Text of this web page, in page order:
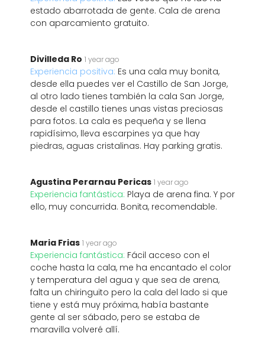
estado abarrotada de gente. Cala de arena
con aparcamiento gratuito.
Divilleda Ro 1 year ago
Experiencia positiva: Es una cala muy bonita,
desde ella puedes ver el Castillo de San Jorge,
al otro lado tienes también la cala San Jorge,
desde el castillo tienes unas vistas preciosas
para fotos. La cala es pequeña y se llena
rapidísimo, lleva escarpines ya que hay
piedras, aguas cristalinas. Hay parking gratis.
Agustina Perarnau Pericas 1 year ago
Experiencia fantástica: Playa de arena fina. Y por
ello, muy concurrida. Bonita, recomendable.
Maria Frias 1 year ago
Experiencia fantástica: Fácil acceso con el
coche hasta la cala, me ha encantado el color
y temperatura del agua y que sea de arena,
falta un chiringuito pero la cala del lado si que
tiene y está muy próxima, había bastante
gente al ser sábado, pero se estaba de
maravilla volveré allí.